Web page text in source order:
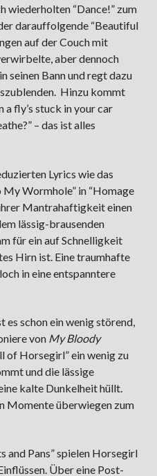
wiederholten “Dance!” zum
darauffolgende “Beautiful
auf der Couch mit
aber dennoch
seinen Bann und regt dazu
Hinzu kommt
a fly’s stuck in your car
– das ist alles
Lyrics wie das
Wormhole” in “Homage
Mantrahaftigkeit einen
lässig-brausenden
für ein auf Schnelligkeit
Hirn ist. Eine traumhafte
in eine entspanntere
schon ein wenig störend,
von My Bloody
of Horsegirl” ein wenig zu
und die lässige
kalte Dunkelheit hüllt.
Momente überwiegen zum
and Pans” spielen Horsegirl
Über eine Post-